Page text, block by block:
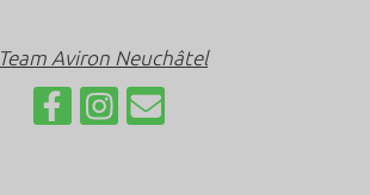
Team Aviron Neuchâtel